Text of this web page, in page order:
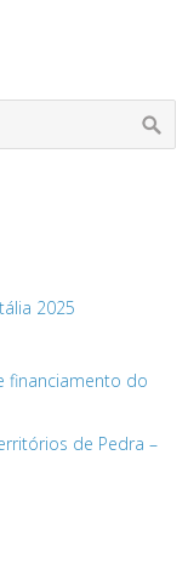
2025
financiamento do
de Pedra –